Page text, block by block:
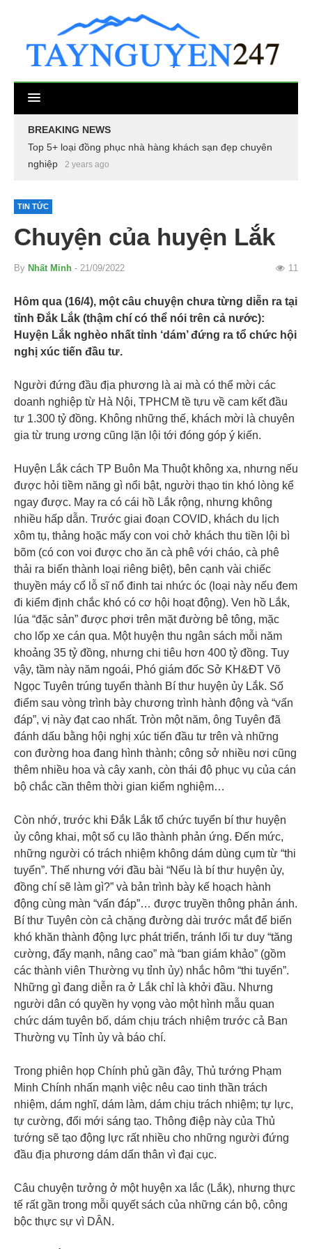
BREAKING NEWS
Top 5+ loại đồng phục nhà hàng khách sạn đẹp chuyên
nghiệp
2 years ago
TIN TỨC
Chuyện của huyện Lắk
By Nhất Minh - 21/09/2022 11
Hôm qua (16/4), một câu chuyện chưa từng diễn ra tại
tỉnh Đắk Lắk (thậm chí có thể nói trên cả nước):
Huyện Lắk nghèo nhất tỉnh ‘dám’ đứng ra tổ chức hội
nghị xúc tiến đầu tư.
Người đứng đầu địa phương là ai mà có thể mời các
doanh nghiệp từ Hà Nội, TPHCM tề tựu về cam kết đầu
tư 1.300 tỷ đồng. Không những thế, khách mời là chuyên
gia từ trung ương cũng lặn lội tới đóng góp ý kiến.
Huyện Lắk cách TP Buôn Ma Thuột không xa, nhưng nếu
được hỏi tiềm năng gì nổi bật, người thạo tin khó lòng kể
ngay được. May ra có cái hồ Lắk rộng, nhưng không
nhiều hấp dẫn. Trước giai đoạn COVID, khách du lịch
xôm tụ, thảng hoặc mấy con voi chở khách thu tiền lội bì
bõm (có con voi được cho ăn cà phê với cháo, cà phê
thải ra biến thành loại riêng biệt), bên cạnh vài chiếc
thuyền máy cổ lỗ sĩ nổ đinh tai nhức óc (loại này nếu đem
đi kiểm định chắc khó có cơ hội hoạt động). Ven hồ Lắk,
lúa “đặc sản” được phơi trên mặt đường bê tông, mặc
cho lốp xe cán qua. Một huyện thu ngân sách mỗi năm
khoảng 35 tỷ đồng, nhưng chi tiêu hơn 400 tỷ đồng. Tuy
vậy, tầm này năm ngoái, Phó giám đốc Sở KH&ĐT Võ
Ngọc Tuyên trúng tuyển thành Bí thư huyện ủy Lắk. Số
điểm sau vòng trình bày chương trình hành động và “vấn
đáp”, vị này đạt cao nhất. Tròn một năm, ông Tuyên đã
đánh dấu bằng hội nghị xúc tiến đầu tư trên và những
con đường hoa đang hình thành; công sở nhiều nơi cũng
thêm nhiều hoa và cây xanh, còn thái độ phục vụ của cán
bộ chắc cần thêm thời gian kiểm nghiệm…
Còn nhớ, trước khi Đắk Lắk tổ chức tuyển bí thư huyện
ủy công khai, một số cụ lão thành phản ứng. Đến mức,
những người có trách nhiệm không dám dùng cụm từ “thi
tuyển”. Thế nhưng với đầu bài “Nếu là bí thư huyện ủy,
đồng chí sẽ làm gì?” và bản trình bày kế hoạch hành
động cùng màn “vấn đáp”… được truyền thông phản ánh.
Bí thư Tuyên còn cả chặng đường dài trước mắt để biến
khó khăn thành động lực phát triển, tránh lối tư duy “tăng
cường, đẩy mạnh, nâng cao” mà “ban giám khảo” (gồm
các thành viên Thường vụ tỉnh ủy) nhắc hôm “thi tuyển”.
Những gì đang diễn ra ở Lắk chỉ là khởi đầu. Nhưng
người dân có quyền hy vọng vào một hình mẫu quan
chức dám tuyên bố, dám chịu trách nhiệm trước cả Ban
Thường vụ Tỉnh ủy và báo chí.
Trong phiên họp Chính phủ gần đây, Thủ tướng Phạm
Minh Chính nhấn mạnh việc nêu cao tinh thần trách
nhiệm, dám nghĩ, dám làm, dám chịu trách nhiệm; tự lực,
tự cường, đổi mới sáng tạo. Thông điệp này của Thủ
tướng sẽ tạo động lực rất nhiều cho những người đứng
đầu địa phương dám dấn thân vì đại cục.
Câu chuyện tưởng ở một huyện xa lắc (Lắk), nhưng thực
tế rất gần trong mỗi quyết sách của những cán bộ, công
bộc thực sự vì DÂN.